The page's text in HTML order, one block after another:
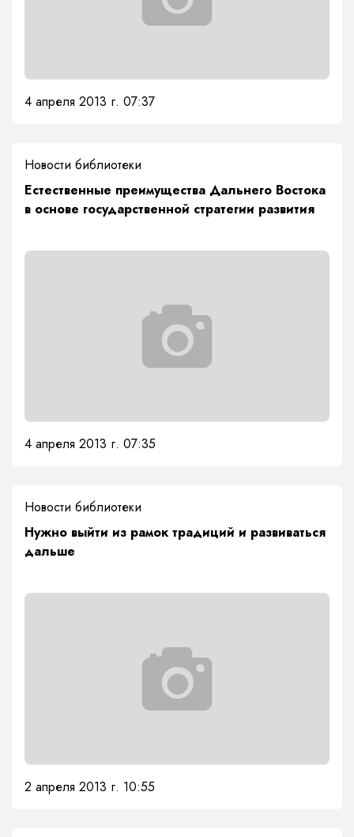
4 апреля 2013 г. 07:37
Новости библиотеки
Естественные преимущества Дальнего Востока
в основе государственной стратегии развития
4 апреля 2013 г. 07:35
Новости библиотеки
Нужно выйти из рамок традиций и развиваться
дальше
2 апреля 2013 г. 10:55